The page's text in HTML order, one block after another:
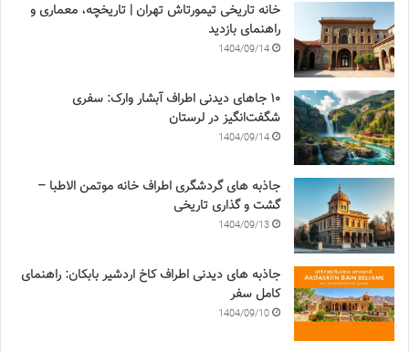
خانه تاریخی تیمورتاش تهران | تاریخچه، معماری و
راهنمای بازدید
1404/09/14
۱۰ جاهای دیدنی اطراف آبشار وارک: سفری
شگفت‌انگیز در لرستان
1404/09/14
جاذبه های گردشگری اطراف خانه موتمن الاطبا –
گشت و گذاری تاریخی
1404/09/13
جاذبه های دیدنی اطراف کاخ اردشیر بابکان: راهنمای
کامل سفر
1404/09/10